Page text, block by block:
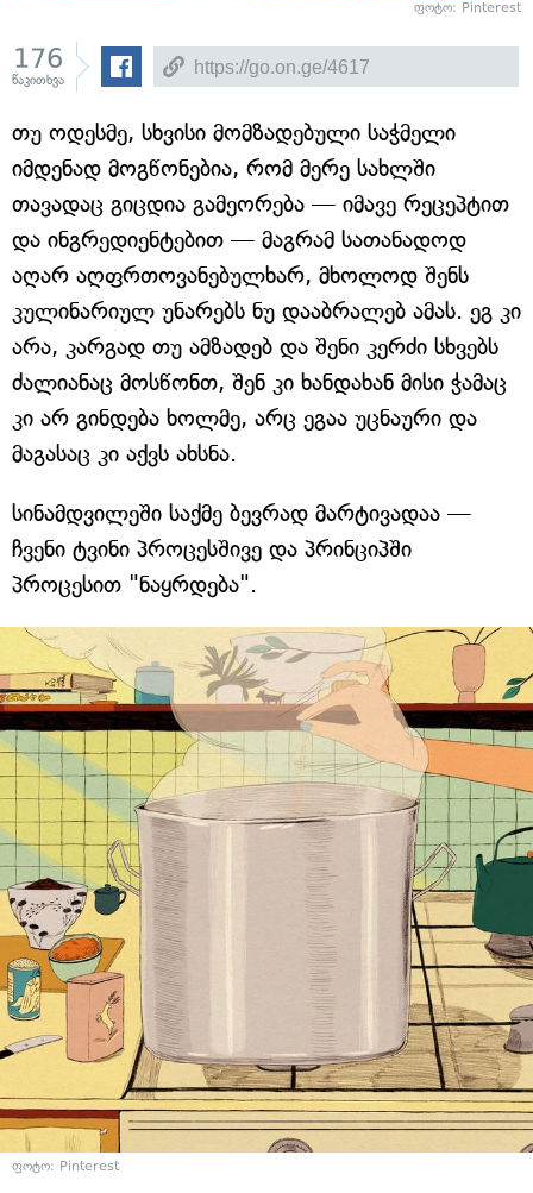
ფოტო: Pinterest
176
წაკითხვა
თუ ოდესმე, სხვისი მომზადებული საჭმელი
იმდენად მოგწონებია, რომ მერე სახლში
თავადაც გიცდია გამეორება — იმავე რეცეპტით
და ინგრედიენტებით — მაგრამ სათანადოდ
აღარ აღფრთოვანებულხარ, მხოლოდ შენს
კულინარიულ უნარებს ნუ დააბრალებ ამას. ეგ კი
არა, კარგად თუ ამზადებ და შენი კერძი სხვებს
ძალიანაც მოსწონთ, შენ კი ხანდახან მისი ჭამაც
კი არ გინდება ხოლმე, არც ეგაა უცნაური და
მაგასაც კი აქვს ახსნა.
სინამდვილეში საქმე ბევრად მარტივადაა —
ჩვენი ტვინი პროცესშივე და პრინციპში
პროცესით "ნაყრდება".
ფოტო: Pinterest